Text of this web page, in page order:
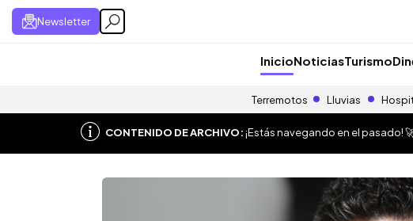
Newsletter
InicioNoticiasTurismo
Terremotos Lluvias
CONTENIDO DE ARCHIVO:¡Estás navegando en el pasado!